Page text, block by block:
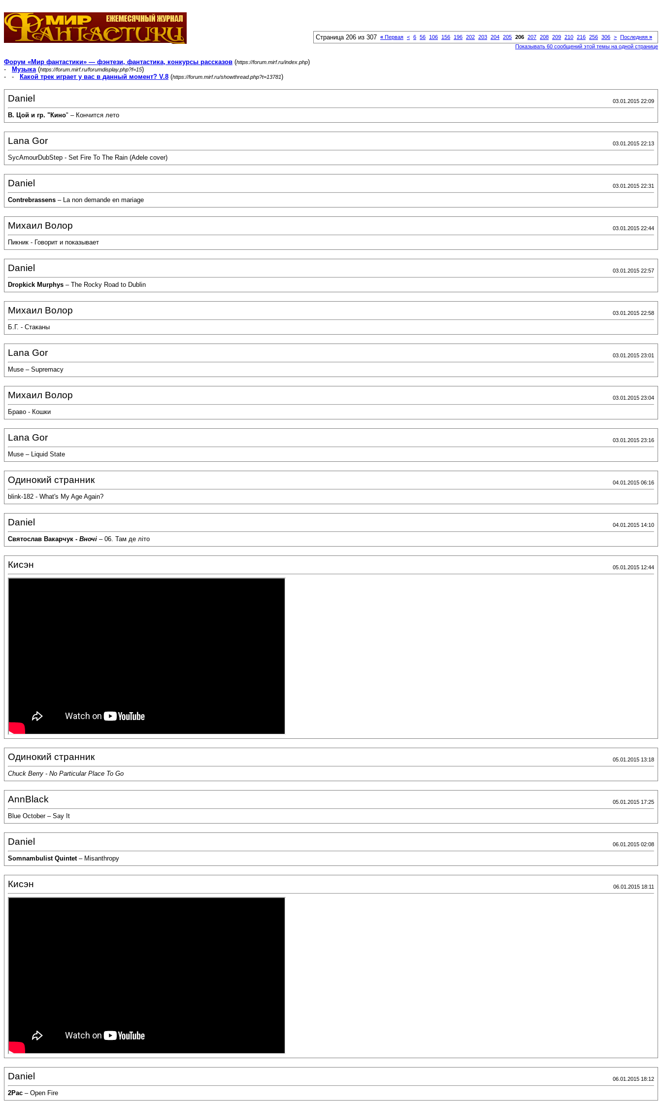
Страница 206 из 307 « Первая < 6 56 106 156 196 202 203 204 205 206 207 208 209 210 216 256 306 > Последняя »
Показывать 60 сообщений этой темы на одной странице
Форум «Мир фантастики» — фэнтези, фантастика, конкурсы рассказов (https://forum.mirf.ru/index.php)
-
Музыка(https://forum.mirf.ru/forumdisplay.php?f=15)
- -
Какой трек играет у вас в данный момент? V.8 (https://forum.mirf.ru/showthread.php?t=13781)
Daniel 03.01.2015 22:09
В. Цой и гр. "Кино" – Кончится лето
Lana Gor 03.01.2015 22:13
SycAmourDubStep - Set Fire To The Rain (Adele cover)
Daniel 03.01.2015 22:31
Contrebrassens – La non demande en mariage
Михаил Волор 03.01.2015 22:44
Пикник - Говорит и показывает
Daniel 03.01.2015 22:57
Dropkick Murphys – The Rocky Road to Dublin
Михаил Волор 03.01.2015 22:58
Б.Г. - Стаканы
Lana Gor 03.01.2015 23:01
Muse – Supremacy
Михаил Волор 03.01.2015 23:04
Браво - Кошки
Lana Gor 03.01.2015 23:16
Muse – Liquid State
Одинокий странник 04.01.2015 06:16
blink-182 - What's My Age Again?
Daniel 04.01.2015 14:10
Святослав Вакарчук - Вночі – 06. Там де літо
Кисэн 05.01.2015 12:44
Одинокий странник 05.01.2015 13:18
Chuck Berry - No Particular Place To Go
AnnBlack 05.01.2015 17:25
Blue October – Say It
Daniel 06.01.2015 02:08
Somnambulist Quintet– Misanthropy
Кисэн 06.01.2015 18:11
Daniel 06.01.2015 18:12
2Pac – Open Fire